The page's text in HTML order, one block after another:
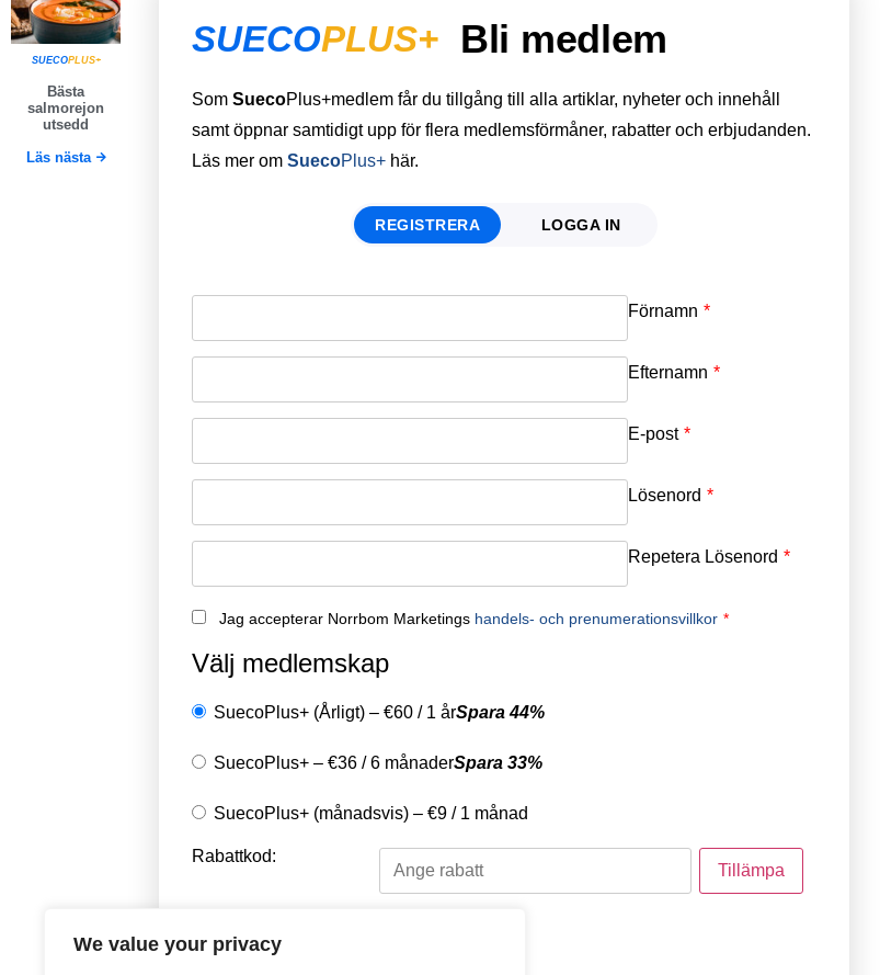
We value your privacy
SUECOPLUS+
Bästa
salmorejon
utsedd
Läs nästa
SUECOPLUS+ Bli medlem
Som SuecoPlus+medlem får du tillgång till alla artiklar, nyheter och innehåll
samt öppnar samtidigt upp för flera medlemsförmåner, rabatter och erbjudanden.
Läs mer om SuecoPlus+ här.
REGISTRERA LOGGA IN
Förnamn *
Efternamn *
E-post *
Lösenord *
Repetera Lösenord *
Jag accepterar Norrbom Marketings handels- och prenumerationsvillkor *
Välj medlemskap
SuecoPlus+ (Årligt) – €60 / 1 årSpara 44%
SuecoPlus+ – €36 /6 månaderSpara 33%
SuecoPlus+ (månadsvis) – €9 / 1 månad
Rabattkod:
Välj en betalningsmetod
Email
Password